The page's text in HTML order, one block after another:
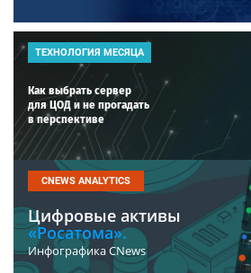
ТЕХНОЛОГИЯ МЕСЯЦА
Как выбрать сервер
для ЦОД и не прогадать
в перспективе
CNEWS ANALYTICS
Цифровые активы
«Росатома».
Инфографика CNews